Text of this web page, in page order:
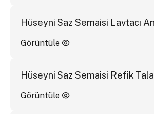
Hüseyni Saz Semaisi Lavtacı
Görüntüle
Hüseyni Saz Semaisi Refik
Görüntüle